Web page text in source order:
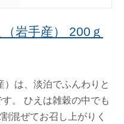
岩手産） 200ｇ
）は、淡泊でふんわりと
。 ひえは雑穀の中でも
混ぜてお召し上がりく